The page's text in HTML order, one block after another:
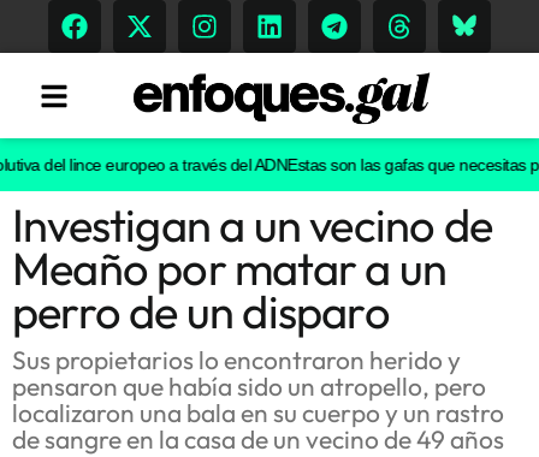
Tendencias
Memoria Histórica
Gastronomía
Escenarios
del lince europeo a través del ADNEstas son las gafas que necesitas
Investigan a un vecino de
Meaño por matar a un
perro de un disparo
Sus propietarios lo encontraron herido y
pensaron que había sido un atropello, pero
localizaron una bala en su cuerpo y un rastro
de sangre en la casa de un vecino de 49 años